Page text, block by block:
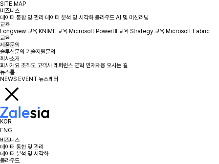
SITE MAP
비즈니스
데이터 통합 및 관리 데이터 분석 및 시각화 클라우드 AI 및 머신러닝
교육
Longview 교육 KNIME 교육 Microsoft PowerBI 교육 Strategy 교육 Microsoft Fabric
교육
제품문의
솔루션문의 기술지원문의
회사소개
회사개요 조직도 고객사 레퍼런스 연혁 인재채용 오시는 길
뉴스룸
NEWS EVENT 뉴스레터
KOR
ENG
비즈니스
데이터 통합 및 관리
데이터 분석 및 시각화
클라우드